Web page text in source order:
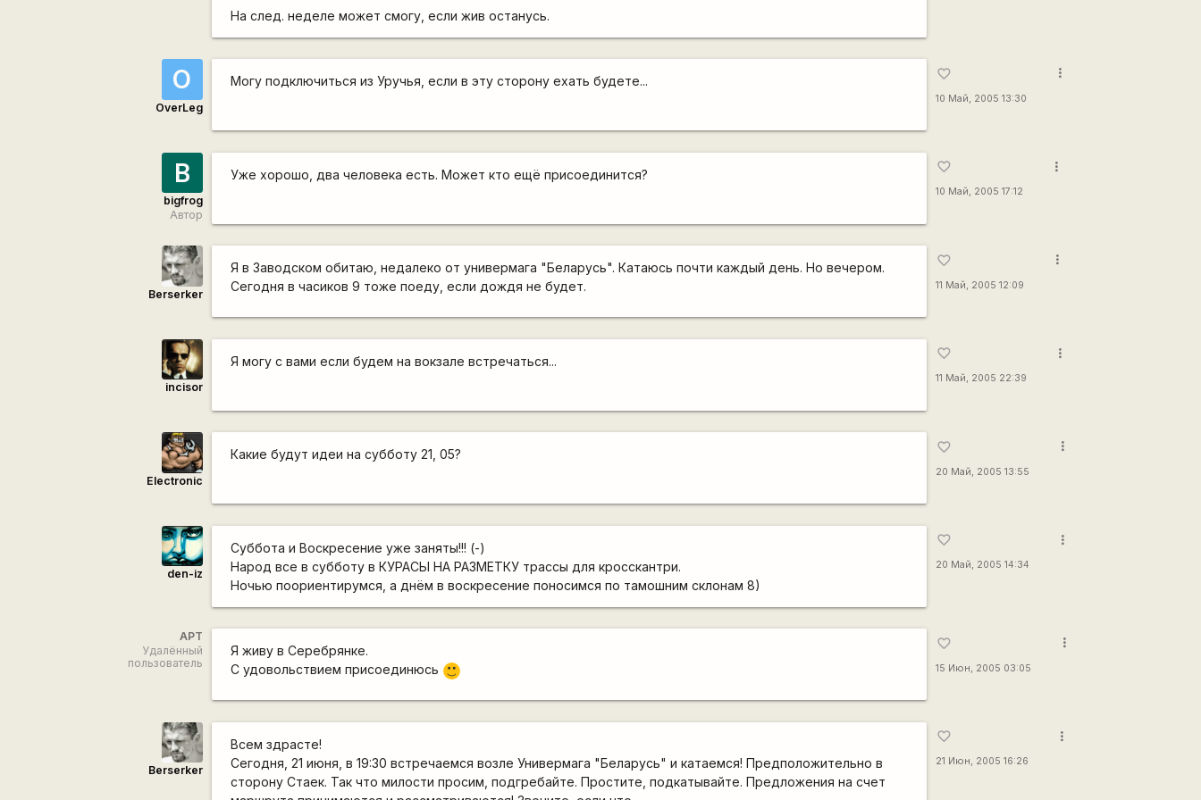
На след. неделе может смогу, если жив останусь.
O
OverLeg
Могу подключиться из Уручья, если в эту сторону ехать будете...
favorite_border
10 Май, 2005 13:30
more_vert
B
bigfrog
Автор
Уже хорошо, два человека есть. Может кто ещё присоединится?
favorite_border
10 Май, 2005 17:12
more_vert
Berserker
Я в Заводском обитаю, недалеко от универмага "Беларусь". Катаюсь почти каждый день. Но вечером.
Сегодня в часиков 9 тоже поеду, если дождя не будет.
favorite_border
11 Май, 2005 12:09
more_vert
incisor
Я могу с вами если будем на вокзале встречаться...
favorite_border
11 Май, 2005 22:39
more_vert
Electronic
Какие будут идеи на субботу 21, 05?
favorite_border
20 Май, 2005 13:55
more_vert
den-iz
Суббота и Воскресение уже заняты!!! (-)
Народ все в субботу в КУРАСЫ НА РАЗМЕТКУ трассы для кросскантри.
Ночью поориентирумся, а днём в воскресение поносимся по тамошним склонам 8)
favorite_border
20 Май, 2005 14:34
more_vert
АРТ
Удалённый
пользователь
Я живу в Серебрянке.
С удовольствием присоединюсь
:)
favorite_border
15 Июн, 2005 03:05
more_vert
Berserker
Всем здрасте!
Сегодня, 21 июня, в 19:30 встречаемся возле Универмага "Беларусь" и катаемся! Предположительно в
сторону Стаек. Так что милости просим, подгребайте. Простите, подкатывайте. Предложения на счет
favorite_border
21 Июн, 2005 16:26
more_vert